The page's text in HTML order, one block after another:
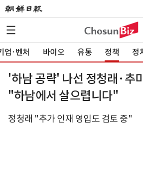
업·벤처 바이오 유통 정책 정
'하남 공략' 나선 정청래·추
"하남에서 살으렵니다"
정청래 "추가 인재 영입도 검토 중"